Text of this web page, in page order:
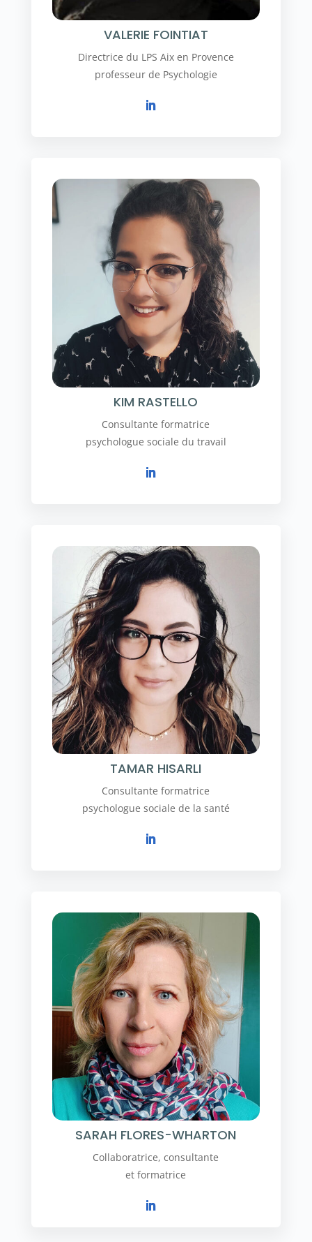
VALERIE FOINTIAT
Directrice du LPS Aix en Provence
professeur de Psychologie
KIM RASTELLO
Consultante formatrice
psychologue sociale du travail
TAMAR HISARLI
Consultante formatrice
psychologue sociale de la santé
SARAH FLORES-WHARTON
Collaboratrice, consultante
et formatrice